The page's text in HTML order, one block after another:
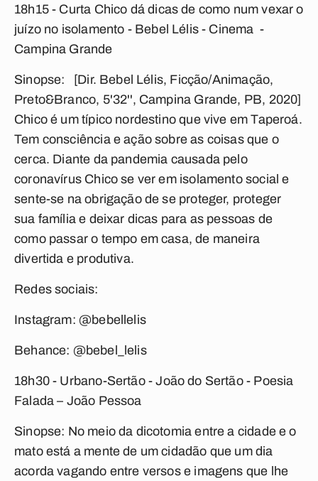
18h15 - Curta Chico dá dicas de como num vexar o
juízo no isolamento - Bebel Lélis - Cinema -
Campina Grande
Sinopse: [Dir. Bebel Lélis, Ficção/Animação,
Preto&Branco, 5'32'', Campina Grande, PB, 2020]
Chico é um típico nordestino que vive em Taperoá.
Tem consciência e ação sobre as coisas que o
cerca. Diante da pandemia causada pelo
coronavírus Chico se ver em isolamento social e
sente-se na obrigação de se proteger, proteger
sua família e deixar dicas para as pessoas de
como passar o tempo em casa, de maneira
divertida e produtiva.
Redes sociais:
Instagram: @bebellelis
Behance: @bebel_lelis
18h30 - Urbano-Sertão -João do Sertão - Poesia
Falada – João Pessoa
Sinopse: No meio da dicotomia entre a cidade e o
mato está a mente de um cidadão que um dia
acorda vagando entre versos e imagens que lhe